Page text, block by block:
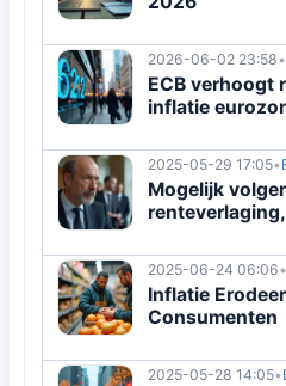
2026-06-02 23:58•
ECB verhoogt
inflatie
2025-05-29 17:05•
Mogelijk
2025-06-24 06:06•
Inflatie
Consumenten
2025-05-28 14:05•